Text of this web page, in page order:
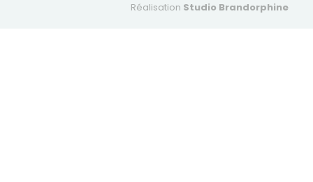
Réalisation Studio Brandorphine